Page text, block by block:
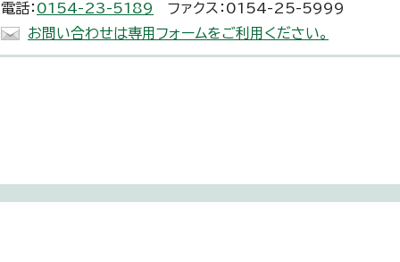
電話： 0154-23-5189
ファクス：0154-25-5999
お問い合わせは専用フォームをご利用ください。